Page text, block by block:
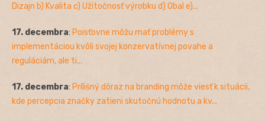
Dizajn b) Kvalita c) Užitočnosť výrobku d) Obal e)...
17. decembra: Poisťovne môžu mať problémy s
implementáciou kvôli svojej konzervatívnej povahe a
reguláciám, ale ti...
17. decembra: Prílišný dôraz na branding môže viesť k situácii,
kde percepcia značky zatieni skutočnú hodnotu a kv...